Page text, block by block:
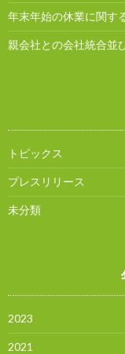
年末年始の休業に関す
親会社との会社統合並
トピックス
プレスリリース
未分類
2023
2021